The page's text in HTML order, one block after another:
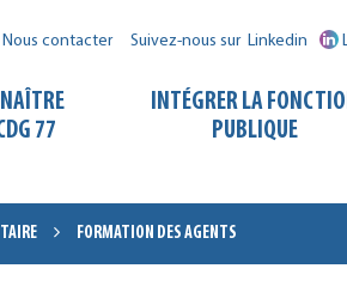
Nous contacter Suivez-nous sur Linkedin
77
INTÉGRER LA
PUBLIQUE
FORMATION DES AGENTS